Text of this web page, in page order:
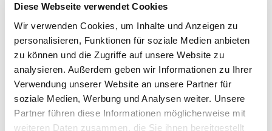
Diese Webseite verwendet Cookies
Wir verwenden Cookies, um Inhalte und Anzeigen zu
personalisieren, Funktionen für soziale Medien anbieten
zu können und die Zugriffe auf unsere Website zu
analysieren. Außerdem geben wir Informationen zu Ihrer
Verwendung unserer Website an unsere Partner für
soziale Medien, Werbung und Analysen weiter. Unsere
Partner führen diese Informationen möglicherweise mit
weiteren Daten zusammen, die Sie ihnen bereitgestellt